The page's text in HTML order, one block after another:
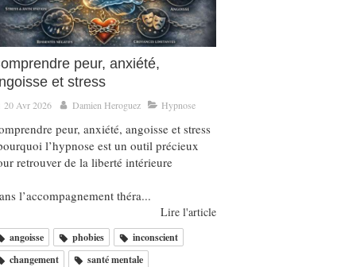
peur, anxiété,
et stress
20 Avr 2026 Damien Heroguez Hypnose
peur, anxiété, angoisse et stress
l’hypnose est un outil précieux
retrouver de la liberté intérieure
l’accompagnement théra...
Lire l'article
angoisse phobies
inconscient
changement
santé mentale